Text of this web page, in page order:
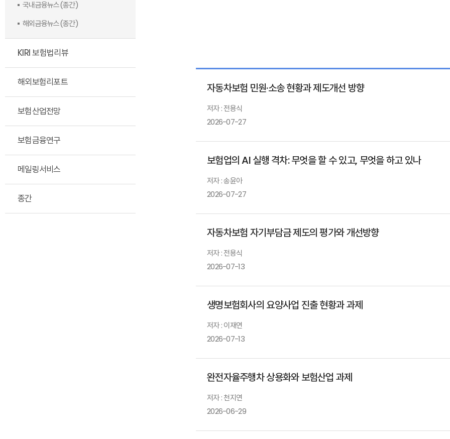
국내금융뉴스(종간)
해외금융뉴스(종간)
KIRI 보험법리뷰
해외보험리포트
보험산업전망
보험금융연구
메일링서비스
종간
자동차보험 민원·소송 현황과 제도개선 방향
저자 : 전용식
2026-07-27
보험업의 AI 실행 격차: 무엇을 할 수 있고, 무엇을 하고 있나
저자 : 송윤아
2026-07-27
자동차보험 자기부담금 제도의 평가와 개선방향
저자 : 전용식
2026-07-13
생명보험회사의 요양사업 진출 현황과 과제
저자 : 이재연
2026-07-13
완전자율주행차 상용화와 보험산업 과제
저자 : 천지연
2026-06-29